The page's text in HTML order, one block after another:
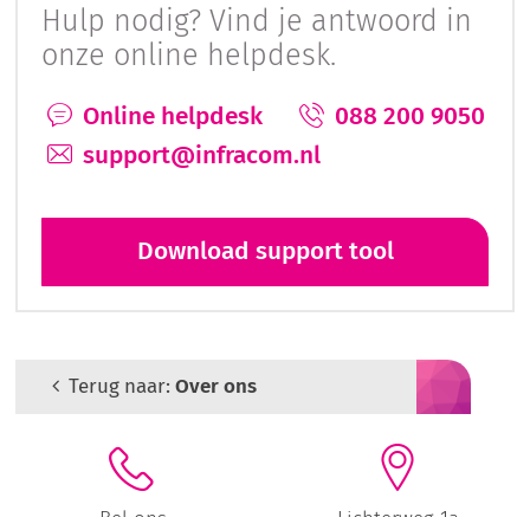
Hulp nodig? Vind je antwoord in
onze online helpdesk.
Online helpdesk
088 200 9050
support@infracom.nl
Download support tool
Terug naar:Over ons